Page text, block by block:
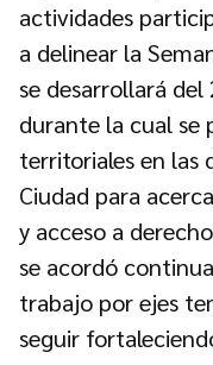
actividades
a delinear la
se desarrollará
durante la cual se
territoriales en las
Ciudad para
y acceso a
se acordó
trabajo por ejes
seguir